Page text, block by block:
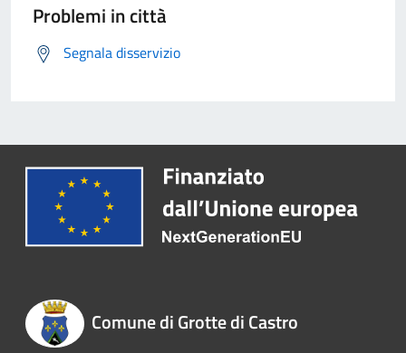
Problemi in città
Segnala disservizio
Comune di Grotte di Castro